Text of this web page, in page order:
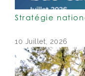
Stratégie
10 Juillet, 2026